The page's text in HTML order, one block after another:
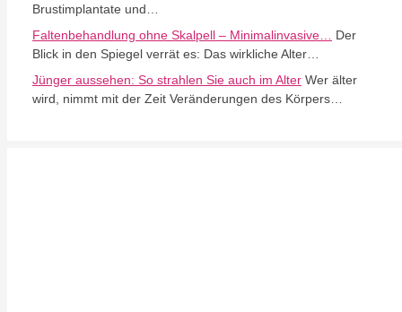
Brustimplantate und…
Faltenbehandlung ohne Skalpell – Minimalinvasive…
Der
Blick in den Spiegel verrät es: Das wirkliche Alter…
Jünger aussehen: So strahlen Sie auch im Alter Wer älter
wird, nimmt mit der Zeit Veränderungen des Körpers…